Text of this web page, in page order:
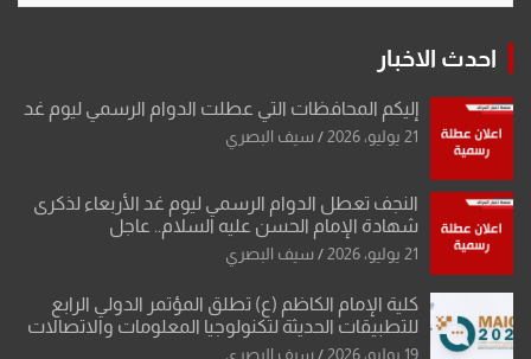
احدث الاخبار
إليكم المحافظات التي عطلت الدوام الرسمي ليوم غد
21 يوليو، 2026 سيف البصري
النجف تعطل الدوام الرسمي ليوم غد الأربعاء لذكرى
شهادة الإمام الحسن عليه السلام.. عاجل
21 يوليو، 2026 سيف البصري
كلية الإمام الكاظم (ع) تطلق المؤتمر الدولي الرابع
للتطبيقات الحديثة لتكنولوجيا المعلومات والاتصالات
19 يوليو، 2026 سيف البصري